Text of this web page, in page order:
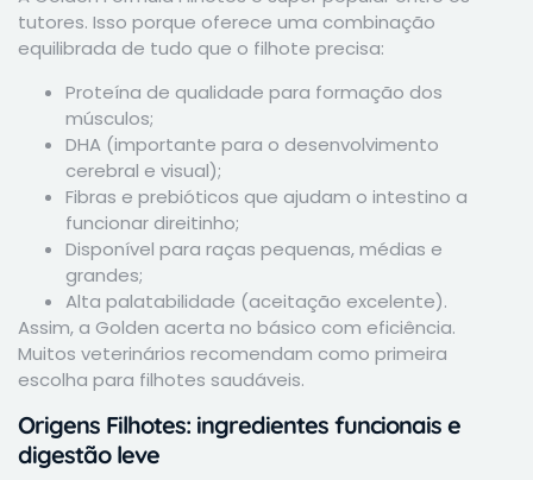
tutores. Isso porque oferece uma combinação
equilibrada de tudo que o filhote precisa:
Proteína de qualidade para formação dos
músculos;
DHA (importante para o desenvolvimento
cerebral e visual);
Fibras e prebióticos que ajudam o intestino a
funcionar direitinho;
Disponível para raças pequenas, médias e
grandes;
Alta palatabilidade (aceitação excelente).
Assim, a Golden acerta no básico com eficiência.
Muitos veterinários recomendam como primeira
escolha para filhotes saudáveis.
Origens Filhotes: ingredientes funcionais e
digestão leve